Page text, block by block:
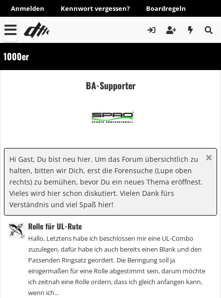
Anmelden Kennwort vergessen? Boardregeln
1000er
BA-Supporter
Hi Gast, Du bist neu hier. Um das Forum übersichtlich zu
halten, bitten wir Dich, erst die Forensuche (Lupe oben
rechts) zu bemühen, bevor Du ein neues Thema eröffnest.
Vieles wird hier schon diskutiert. Vielen Dank fürs
Verständnis und viel Spaß hier!
Rolle für UL-Rute
Hallo, Letztens habe ich beschlossen mir eine UL-Combo
zuzulegen, dafür habe ich auch bereits einen Blank und den
Passenden Ringsatz geordert. Die Beringung soll ja
einigermaßen für eine Rolle abgestimmt sein, darum möchte
ich zeitnah eine Rolle ordern, dass ich gleich anfangen kann,
wenn ich...